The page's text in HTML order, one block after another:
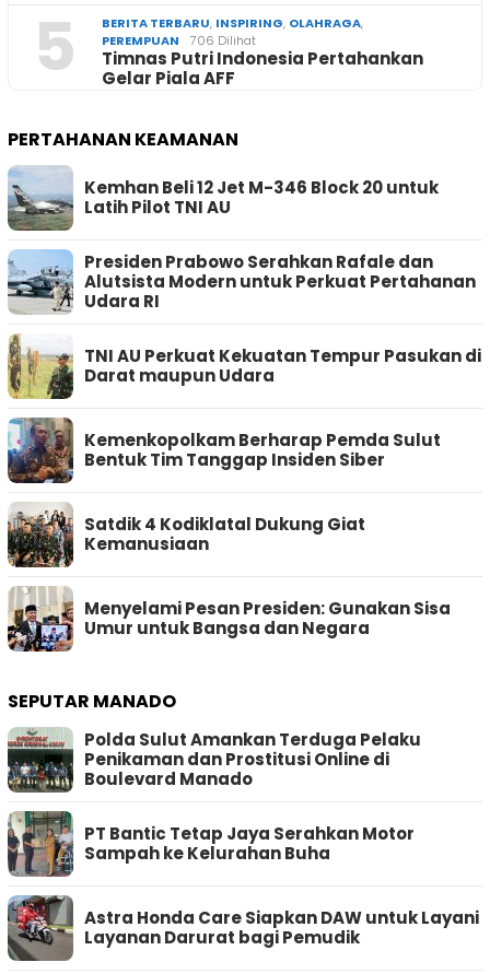
5 BERITA TERBARU, INSPIRING, OLAHRAGA,
PEREMPUAN
706 Dilihat
Timnas Putri Indonesia Pertahankan
Gelar Piala AFF
PERTAHANAN KEAMANAN
Kemhan Beli 12 Jet M-346 Block 20 untuk
Latih Pilot TNI AU
Presiden Prabowo Serahkan Rafale dan
Alutsista Modern untuk Perkuat Pertahanan
Udara RI
TNI AU Perkuat Kekuatan Tempur Pasukan di
Darat maupun Udara
Kemenkopolkam Berharap Pemda Sulut
Bentuk Tim Tanggap Insiden Siber
Satdik 4 Kodiklatal Dukung Giat
Kemanusiaan
Menyelami Pesan Presiden: Gunakan Sisa
Umur untuk Bangsa dan Negara
SEPUTAR MANADO
Polda Sulut Amankan Terduga Pelaku
Penikaman dan Prostitusi Online di
Boulevard Manado
PT Bantic Tetap Jaya Serahkan Motor
Sampah ke Kelurahan Buha
Astra Honda Care Siapkan DAW untuk Layani
Layanan Darurat bagi Pemudik